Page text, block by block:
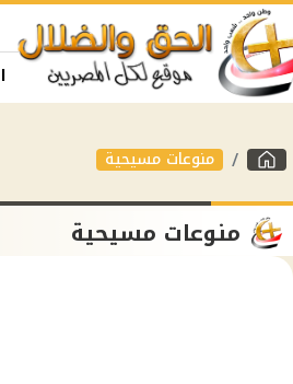
منوعات مسيحية
منوعات مسيحية